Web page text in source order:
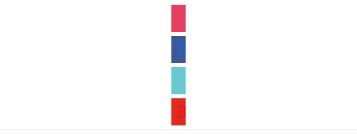
facebook
youtube